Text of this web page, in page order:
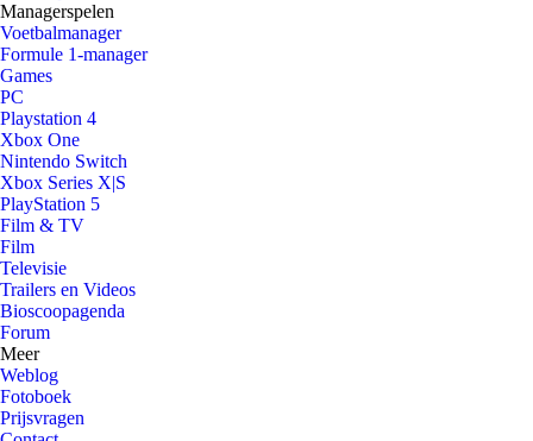
Managerspelen
Voetbalmanager
Formule 1-manager
Games
PC
Playstation 4
Xbox One
Nintendo Switch
Xbox Series X|S
PlayStation 5
Film & TV
Film
Televisie
Trailers en Videos
Bioscoopagenda
Forum
Meer
Weblog
Fotoboek
Prijsvragen